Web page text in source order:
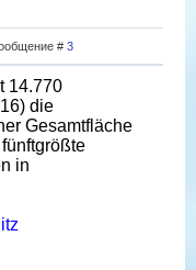
# 3
14.770
die
Gesamtfläche
in